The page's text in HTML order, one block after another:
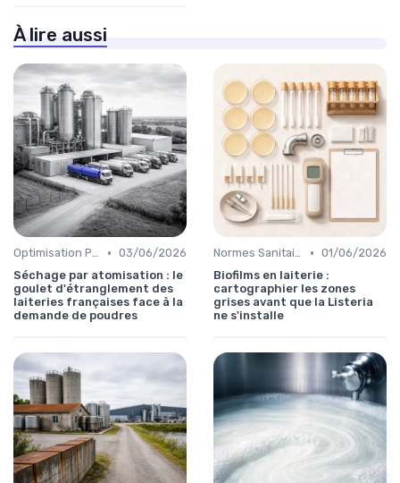
À lire aussi
Optimisation Production • 03/06/2026
Séchage par atomisation : le
goulet d'étranglement des
laiteries françaises face à la
demande de poudres
Normes Sanitaires • 01/06/2026
Biofilms en laiterie :
cartographier les zones
grises avant que la Listeria
ne s'installe